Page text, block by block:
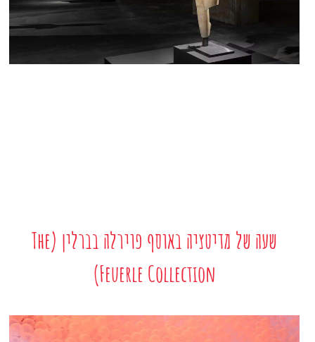
שעה של מדיטציה באוסף פוירלה בברלין (The
Feuerle Collection)